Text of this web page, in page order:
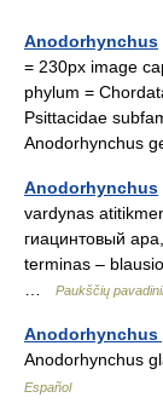
Anodorhynchus
= 230px image
phylum =
Psittacidae
Anodorhynchus
Anodorhynchus
vardynas
гиацинтовый
terminas –
Paukščių
Anodorhynchus
Anodorhynchus
Español